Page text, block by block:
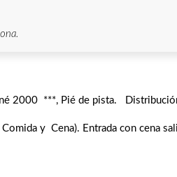
.
2000 ***, Pié de pista.
y Cena). Entrada con cena